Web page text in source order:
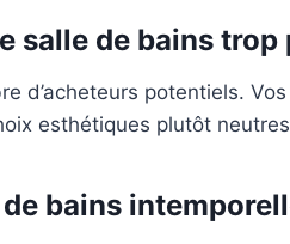
salle de bains
d’acheteurs potentiels.
esthétiques plutôt
bains